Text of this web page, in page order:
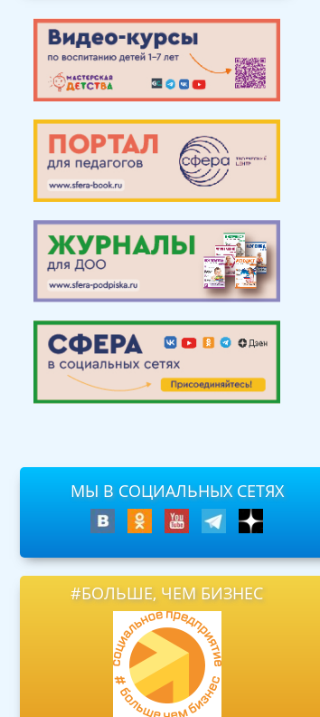
МЫ В СОЦИАЛЬНЫХ СЕТЯХ
#БОЛЬШЕ, ЧЕМ БИЗНЕС